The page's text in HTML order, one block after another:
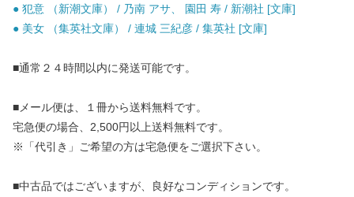
● 犯意 （新潮文庫） / 乃南 アサ、 園田 寿 / 新潮社 [文庫]
● 美女 （集英社文庫） / 連城 三紀彦 / 集英社 [文庫]
■通常２４時間以内に発送可能です。
■メール便は、１冊から送料無料です。
宅急便の場合、2,500円以上送料無料です。
※「代引き」ご希望の方は宅急便をご選択下さい。
■中古品ではございますが、良好なコンディションです。